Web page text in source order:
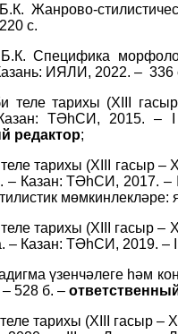
Жанрово-
с.
Специфика
ИЯЛИ, 2022. – 336
теле тарихы (XIII
ТӘһСИ, 2015. – I
редактор;
теле тарихы (ХIII
Казан: ТӘһСИ, 2017. – II
тарихы (XIII гасыр
– Казан: ТӘһСИ, 2019. –
үзенчәлеге һәм
– 528 б. –
тарихы (XIII гасыр